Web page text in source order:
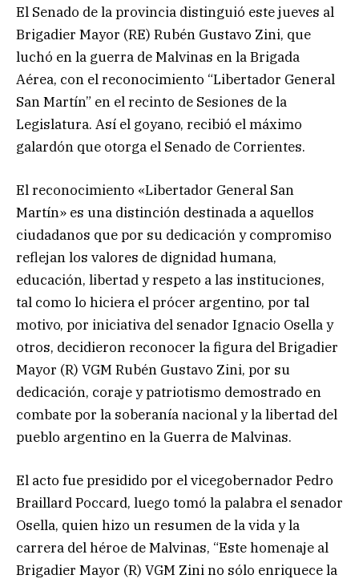
El Senado de la provincia distinguió este jueves al
Brigadier Mayor (RE) Rubén Gustavo Zini, que
luchó en la guerra de Malvinas en la Brigada
Aérea, con el reconocimiento “Libertador General
San Martín” en el recinto de Sesiones de la
Legislatura. Así el goyano, recibió el máximo
galardón que otorga el Senado de Corrientes.
El reconocimiento «Libertador General San
Martín» es una distinción destinada a aquellos
ciudadanos que por su dedicación y compromiso
reflejan los valores de dignidad humana,
educación, libertad y respeto a las instituciones,
tal como lo hiciera el prócer argentino, por tal
motivo, por iniciativa del senador Ignacio Osella y
otros, decidieron reconocer la figura del Brigadier
Mayor (R) VGM Rubén Gustavo Zini, por su
dedicación, coraje y patriotismo demostrado en
combate por la soberanía nacional y la libertad del
pueblo argentino en la Guerra de Malvinas.
El acto fue presidido por el vicegobernador Pedro
Braillard Poccard, luego tomó la palabra el senador
Osella, quien hizo un resumen de la vida y la
carrera del héroe de Malvinas, “Este homenaje al
Brigadier Mayor (R) VGM Zini no sólo enriquece la